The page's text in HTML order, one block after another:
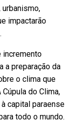
impactarão
incremento
a preparação da
o clima que
do Clima,
capital paraense
todo o mundo.